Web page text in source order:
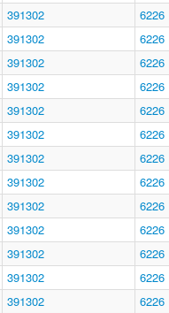
391302
6226
391302
6226
391302
6226
391302
6226
391302
6226
391302
6226
391302
6226
391302
6226
391302
6226
391302
6226
391302
6226
391302
6226
391302
6226